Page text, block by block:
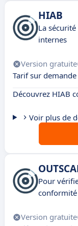
HIAB
La
internes
Version gratuite
Tarif sur demande
Découvrez HIAB
Voir plus de
Pour
conformité
Version gratuite